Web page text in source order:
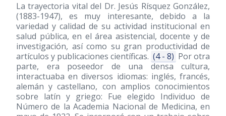
La trayectoria vital del Dr. Jesús Rísquez González,
(1883-1947), es muy interesante, debido a la
variedad y calidad de su actividad institucional en
salud pública, en el área asistencial, docente y de
investigación, así como su gran productividad de
artículos y publicaciones científicas. (4 - 8) Por otra
parte, era poseedor de una densa cultura,
interactuaba en diversos idiomas: inglés, francés,
alemán y castellano, con amplios conocimientos
sobre latín y griego: Fue elegido Individuo de
Número de la Academia Nacional de Medicina, en